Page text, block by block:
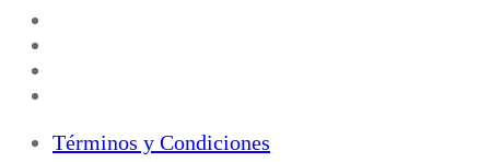
Términos y Condiciones